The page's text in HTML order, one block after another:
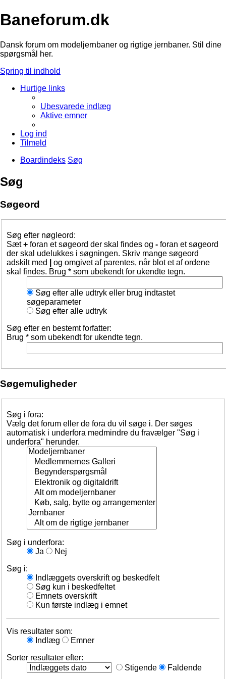
Baneforum.dk
Dansk forum om modeljernbaner og rigtige jernbaner. Stil dine
spørgsmål her.
Spring til indhold
Hurtige links
Ubesvarede indlæg
Aktive emner
Log ind
Tilmeld
Boardindeks Søg
Søg
Søgeord
Søg efter nøgleord:
Sæt+ foran et søgeord der skal findes og - foran et søgeord
der skal udelukkes i søgningen. Skriv mange søgeord
adskilt med
og omgivet af parentes, når blot et af ordene
skal findes. Brug * som ubekendt for ukendte tegn.
Søg efter alle udtryk eller brug indtastet
søgeparameter
Søg efter alle udtryk
Søg efter en bestemt forfatter:
Brug * som ubekendt for ukendte tegn.
Søgemuligheder
Søg i fora:
Vælg det forum eller de fora du vil søge i. Der søges
automatisk i underfora medmindre du fravælger "Søg i
underfora" herunder.
Søg i underfora:
Ja
Nej
Søg i:
Indlæggets overskrift og beskedfelt
Søg kun i beskedfeltet
Emnets overskrift
Kun første indlæg i emnet
Vis resultater som:
Indlæg
Emner
Sorter resultater efter:
Stigende
Faldende